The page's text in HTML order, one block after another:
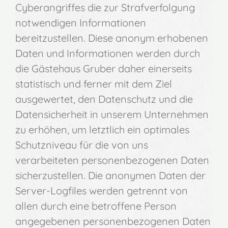
Cyberangriffes die zur Strafverfolgung
notwendigen Informationen
bereitzustellen. Diese anonym erhobenen
Daten und Informationen werden durch
die Gästehaus Gruber daher einerseits
statistisch und ferner mit dem Ziel
ausgewertet, den Datenschutz und die
Datensicherheit in unserem Unternehmen
zu erhöhen, um letztlich ein optimales
Schutzniveau für die von uns
verarbeiteten personenbezogenen Daten
sicherzustellen. Die anonymen Daten der
Server-Logfiles werden getrennt von
allen durch eine betroffene Person
angegebenen personenbezogenen Daten